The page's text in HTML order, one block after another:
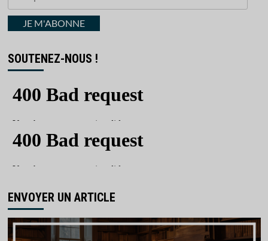
courrielJE M'ABONNE
SOUTENEZ-NOUS !
ENVOYER UN ARTICLE